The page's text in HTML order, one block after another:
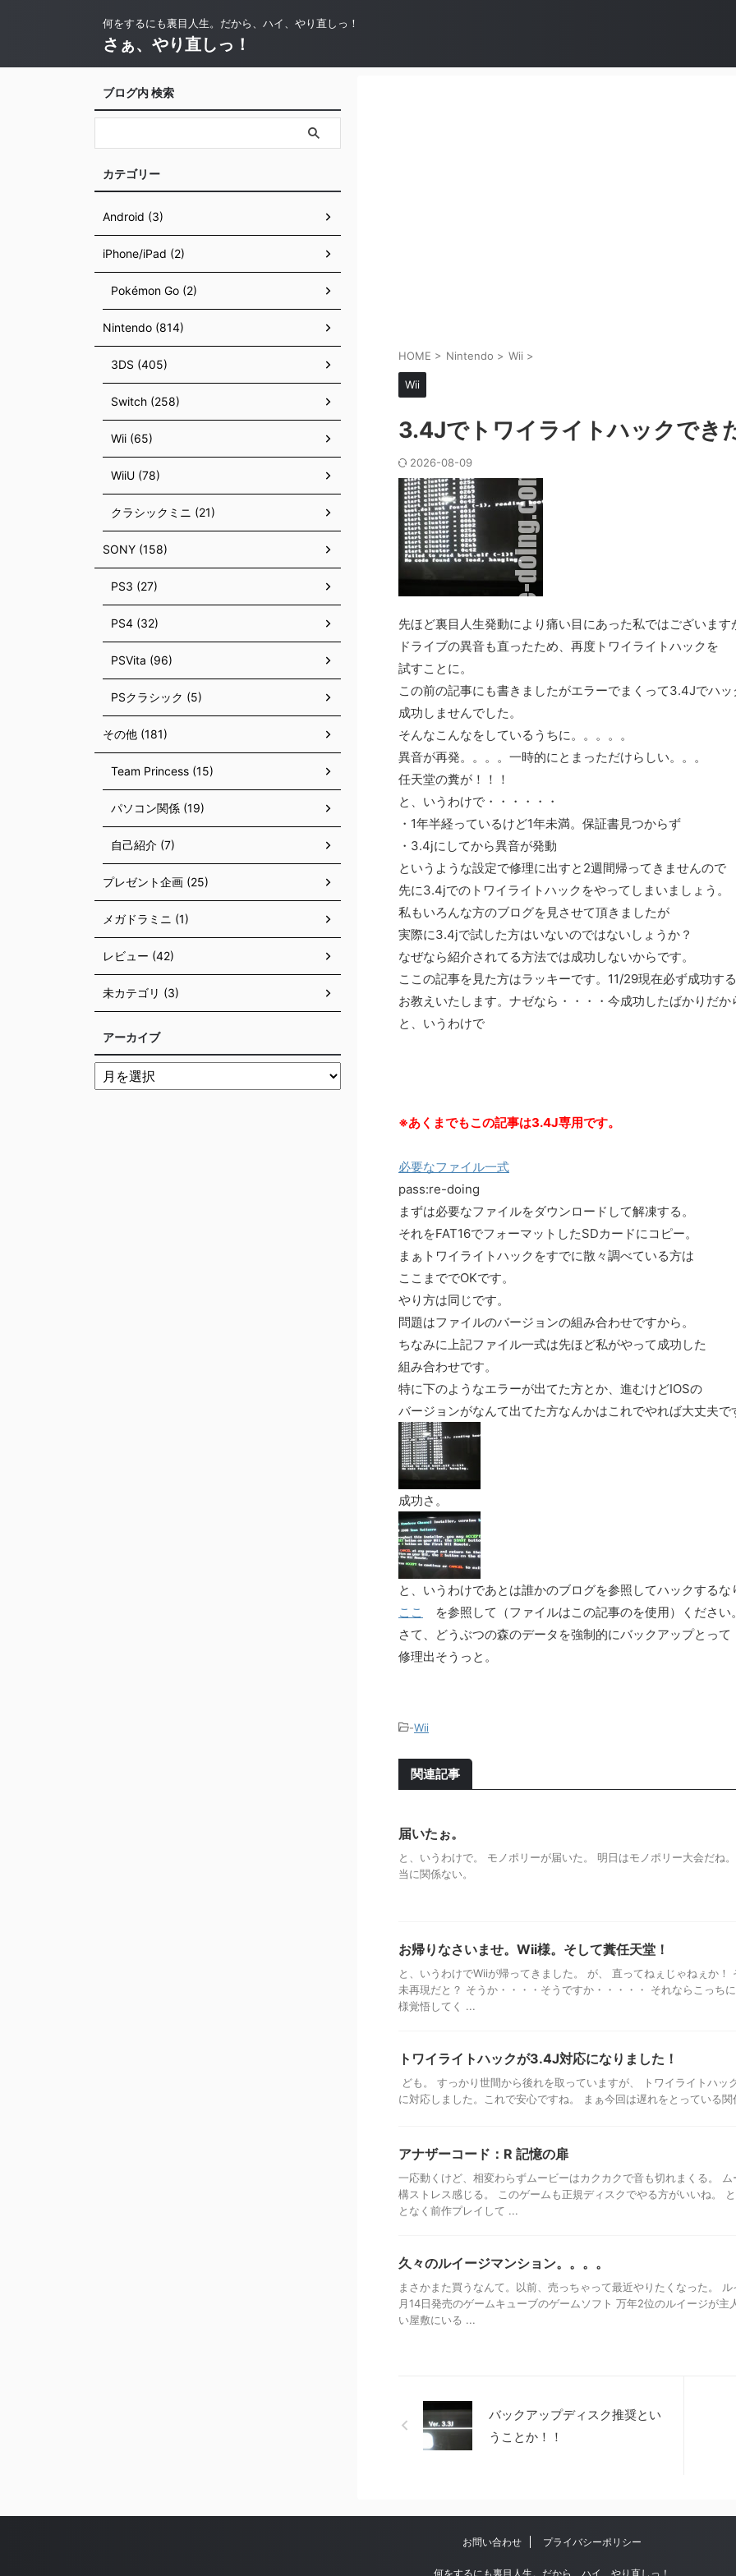
何をするにも裏目人生。だから、ハイ、やり直しっ！
さぁ、やり直しっ！
HOME > Nintendo > Wii >
Wii
3.4Jでトワイライトハックでき
2026-08-09
先ほど裏目人生発動により痛い目にあった私ではございます
ドライブの異音も直ったため、再度トワイライトハックを
試すことに。
この前の記事にも書きましたがエラーでまくって3.4Jでハッ
成功しませんでした。
そんなこんなをしているうちに。。。。。
異音が再発。。。。一時的にとまっただけらしい。。。
任天堂の糞が！！！
と、いうわけで・・・・・・
・1年半経っているけど1年未満。保証書見つからず
・3.4jにしてから異音が発動
というような設定で修理に出すと2週間帰ってきませんので
先に3.4jでのトワイライトハックをやってしまいましょう。
私もいろんな方のブログを見させて頂きましたが
実際に3.4jで試した方はいないのではないしょうか？
なぜなら紹介されてる方法では成功しないからです。
ここの記事を見た方はラッキーです。11/29現在必ず成功す
お教えいたします。ナゼなら・・・・今成功したばかりだか
と、いうわけで
※あくまでもこの記事は3.4J専用です。
必要なファイル一式
pass:re-doing
まずは必要なファイルをダウンロードして解凍する。
それをFAT16でフォーマットしたSDカードにコピー。
まぁトワイライトハックをすでに散々調べている方は
ここまででOKです。
やり方は同じです。
問題はファイルのバージョンの組み合わせですから。
ちなみに上記ファイル一式は先ほど私がやって成功した
組み合わせです。
特に下のようなエラーが出てた方とか、進むけどIOSの
バージョンがなんて出てた方なんかはこれでやれば大丈夫で
成功さ。
と、いうわけであとは誰かのブログを参照してハックするな
ここ
を参照して（ファイルはこの記事のを使用）ください
さて、どうぶつの森のデータを強制的にバックアップとって
修理出そうっと。
-Wii
関連記事
届いたぉ。
と、いうわけで。 モノポリーが届いた。 明日はモノポリー大会だね
当に関係ない。
お帰りなさいませ。Wii様。そして糞任天堂！
と、いうわけでWiiが帰ってきました。 が、 直ってねぇじゃねぇか！
未再現だと？ そうか・・・・そうですか・・・・・ それならこっち
様覚悟してく ...
トワイライトハックが3.4J対応になりました！
ども。 すっかり世間から後れを取っていますが、 トワイライトハ
に対応しました。これで安心ですね。 まぁ今回は遅れをとっている
アナザーコード：R 記憶の扉
一応動くけど、相変わらずムービーはカクカクで音も切れまくる。
構ストレス感じる。 このゲームも正規ディスクでやる方がいいね。
となく前作プレイして ...
久々のルイージマンション。。。。
まさかまた買うなんて。以前、売っちゃって最近やりたくなった。
月14日発売のゲームキューブのゲームソフト 万年2位のルイージが主
い屋敷にいる ...
バックアップディスク推奨とい
うことか！！
ブログ内 検索
カテゴリー
Android (3)
iPhone/iPad (2)
Pokémon Go (2)
Nintendo (814)
3DS (405)
Switch (258)
Wii (65)
WiiU (78)
クラシックミニ (21)
SONY (158)
PS3 (27)
PS4 (32)
PSVita (96)
PSクラシック (5)
その他 (181)
Team Princess (15)
パソコン関係 (19)
自己紹介 (7)
プレゼント企画 (25)
メガドラミニ (1)
レビュー (42)
未カテゴリ (3)
アーカイブ
お問い合わせ プライバシーポリシー
何をするにも裏目人生。だから、ハイ、やり直しっ！